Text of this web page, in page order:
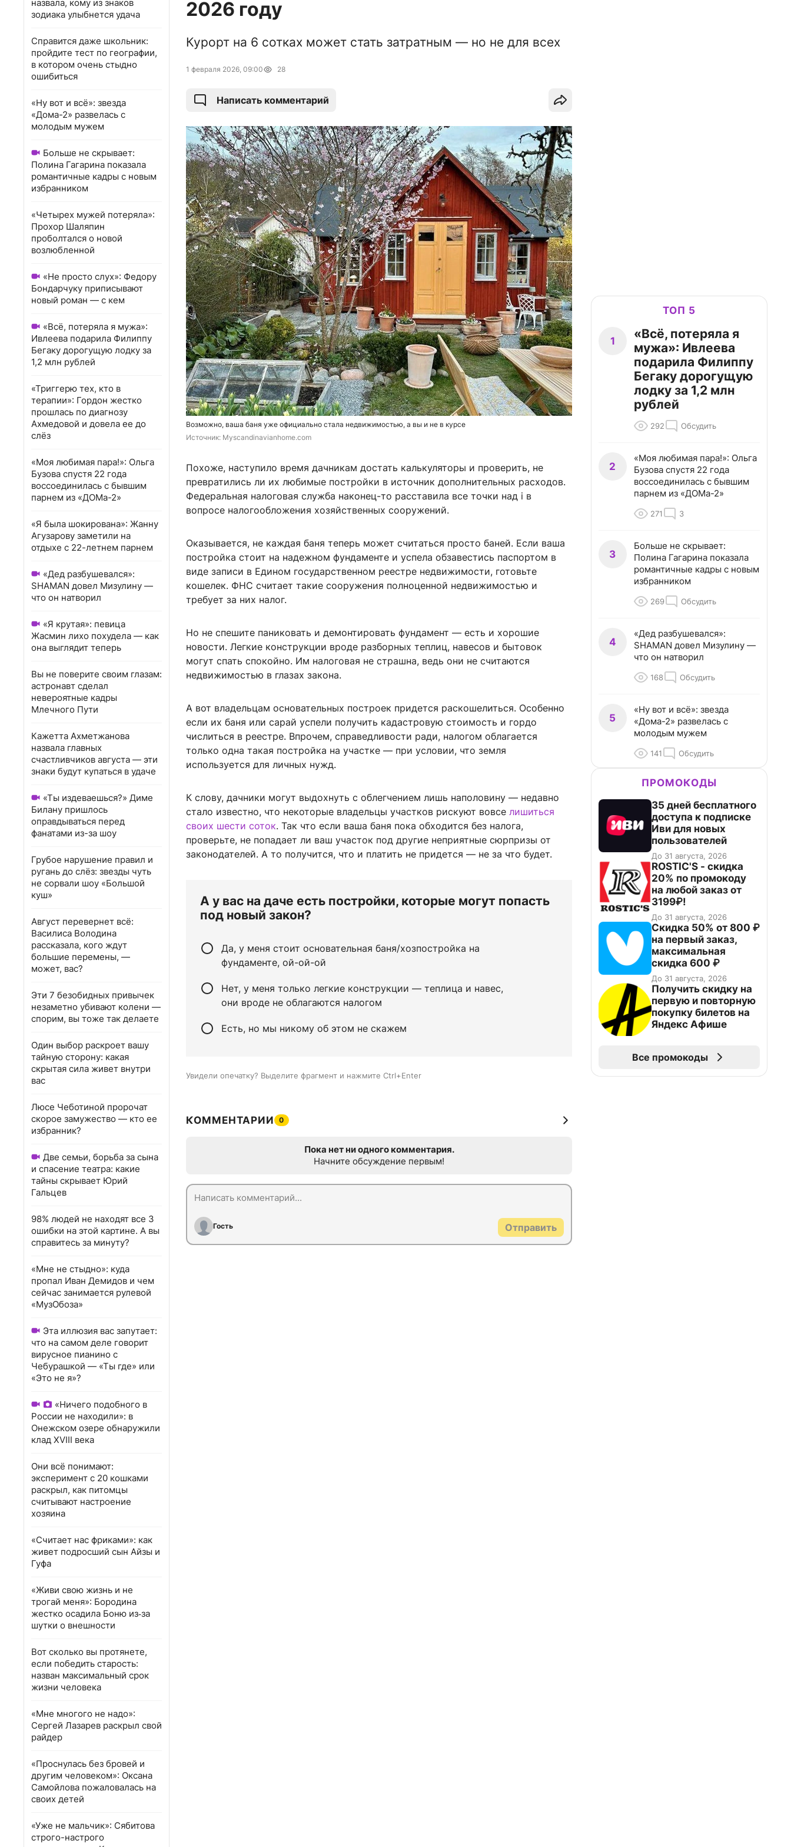
назвала, кому из знаков
зодиака улыбнется удача
Справится даже школьник:
пройдите тест по географии,
в котором очень стыдно
ошибиться
«Ну вот и всё»: звезда
«Дома-2» развелась с
молодым мужем
Больше не скрывает:
Полина Гагарина показала
романтичные кадры с новым
избранником
«Четырех мужей потеряла»:
Прохор Шаляпин
проболтался о новой
возлюбленной
«Не просто слух»: Федору
Бондарчуку приписывают
новый роман — с кем
«Всё, потеряла я мужа»:
Ивлеева подарила Филиппу
Бегаку дорогущую лодку за
1,2 млн рублей
«Триггерю тех, кто в
терапии»: Гордон жестко
прошлась по диагнозу
Ахмедовой и довела ее до
слёз
«Моя любимая пара!»: Ольга
Бузова спустя 22 года
воссоединилась с бывшим
парнем из «ДОМа-2»
«Я была шокирована»: Жанну
Агузарову заметили на
отдыхе с 22-летнем парнем
«Дед разбушевался»:
SHAMAN довел Мизулину —
что он натворил
«Я крутая»: певица
Жасмин лихо похудела — как
она выглядит теперь
Вы не поверите своим глазам:
астронавт сделал
невероятные кадры
Млечного Пути
Кажетта Ахметжанова
назвала главных
счастливчиков августа — эти
знаки будут купаться в удаче
«Ты издеваешься?» Диме
Билану пришлось
оправдываться перед
фанатами из-за шоу
Грубое нарушение правил и
ругань до слёз: звезды чуть
не сорвали шоу «Большой
куш»
Август перевернет всё:
Василиса Володина
рассказала, кого ждут
большие перемены, —
может, вас?
Эти 7 безобидных привычек
незаметно убивают колени —
спорим, вы тоже так делаете
Один выбор раскроет вашу
тайную сторону: какая
скрытая сила живет внутри
вас
Люсе Чеботиной пророчат
скорое замужество — кто ее
избранник?
Две семьи, борьба за сына
и спасение театра: какие
тайны скрывает Юрий
Гальцев
98% людей не находят все 3
ошибки на этой картине. А вы
справитесь за минуту?
«Мне не стыдно»: куда
пропал Иван Демидов и чем
сейчас занимается рулевой
«МузОбоза»
Эта иллюзия вас запутает:
что на самом деле говорит
вирусное пианино с
Чебурашкой — «Ты где» или
«Это не я»?
«Ничего подобного в
России не находили»: в
Онежском озере обнаружили
клад XVIII века
Они всё понимают:
эксперимент с 20 кошками
раскрыл, как питомцы
считывают настроение
хозяина
«Считает нас фриками»: как
живет подросший сын Айзы и
Гуфа
«Живи свою жизнь и не
трогай меня»: Бородина
жестко осадила Боню из‑за
шутки о внешности
Вот сколько вы протянете,
если победить старость:
назван максимальный срок
жизни человека
«Мне многого не надо»:
Сергей Лазарев раскрыл свой
райдер
«Проснулась без бровей и
другим человеком»: Оксана
Самойлова пожаловалась на
своих детей
«Уже не мальчик»: Сябитова
строго-настрого
2026 году
Курорт на 6 сотках может стать затратным — но не для всех
1 февраля 2026, 09:00 28
Написать комментарий
Возможно, ваша баня уже официально стала недвижимостью, а вы и не в курсе
Источник: Myscandinavianhome.com
Похоже, наступило время дачникам достать калькуляторы и проверить, не
превратились ли их любимые постройки в источник дополнительных расходов.
Федеральная налоговая служба наконец-то расставила все точки над i в
вопросе налогообложения хозяйственных сооружений.
Оказывается, не каждая баня теперь может считаться просто баней. Если ваша
постройка стоит на надежном фундаменте и успела обзавестись паспортом в
виде записи в Едином государственном реестре недвижимости, готовьте
кошелек. ФНС считает такие сооружения полноценной недвижимостью и
требует за них налог.
Но не спешите паниковать и демонтировать фундамент — есть и хорошие
новости. Легкие конструкции вроде разборных теплиц, навесов и бытовок
могут спать спокойно. Им налоговая не страшна, ведь они не считаются
недвижимостью в глазах закона.
А вот владельцам основательных построек придется раскошелиться. Особенно
если их баня или сарай успели получить кадастровую стоимость и гордо
числиться в реестре. Впрочем, справедливости ради, налогом облагается
только одна такая постройка на участке — при условии, что земля
используется для личных нужд.
К слову, дачники могут выдохнуть с облегчением лишь наполовину — недавно
стало известно, что некоторые владельцы участков рискуют вовсе лишиться
своих шести соток. Так что если ваша баня пока обходится без налога,
проверьте, не попадает ли ваш участок под другие неприятные сюрпризы от
законодателей. А то получится, что и платить не придется — не за что будет.
А у вас на даче есть постройки, которые могут попасть
под новый закон?
Да, у меня стоит основательная баня/хозпостройка на
фундаменте, ой-ой-ой
Нет, у меня только легкие конструкции — теплица и навес,
они вроде не облагаются налогом
Есть, но мы никому об этом не скажем
Увидели опечатку? Выделите фрагмент и нажмите Ctrl+Enter
КОММЕНТАРИИ 0
Пока нет ни одного комментария.
Начните обсуждение первым!
Гость Отправить
ТОП 5
1
«Всё, потеряла я
мужа»: Ивлеева
подарила Филиппу
Бегаку дорогущую
лодку за 1,2 млн
рублей
292 Обсудить
2
«Моя любимая пара!»: Ольга
Бузова спустя 22 года
воссоединилась с бывшим
парнем из «ДОМа-2»
271 3
3
Больше не скрывает:
Полина Гагарина показала
романтичные кадры с новым
избранником
269 Обсудить
4
«Дед разбушевался»:
SHAMAN довел Мизулину —
что он натворил
168 Обсудить
5
«Ну вот и всё»: звезда
«Дома-2» развелась с
молодым мужем
141 Обсудить
ПРОМОКОДЫ
35 дней бесплатного
доступа к подписке
Иви для новых
пользователей
До 31 августа, 2026
ROSTIC'S - скидка
20% по промокоду
на любой заказ от
3199₽!
До 31 августа, 2026
Скидка 50% от 800 ₽
на первый заказ,
максимальная
скидка 600 ₽
До 31 августа, 2026
Получить скидку на
первую и повторную
покупку билетов на
Яндекс Афише
Все промокоды